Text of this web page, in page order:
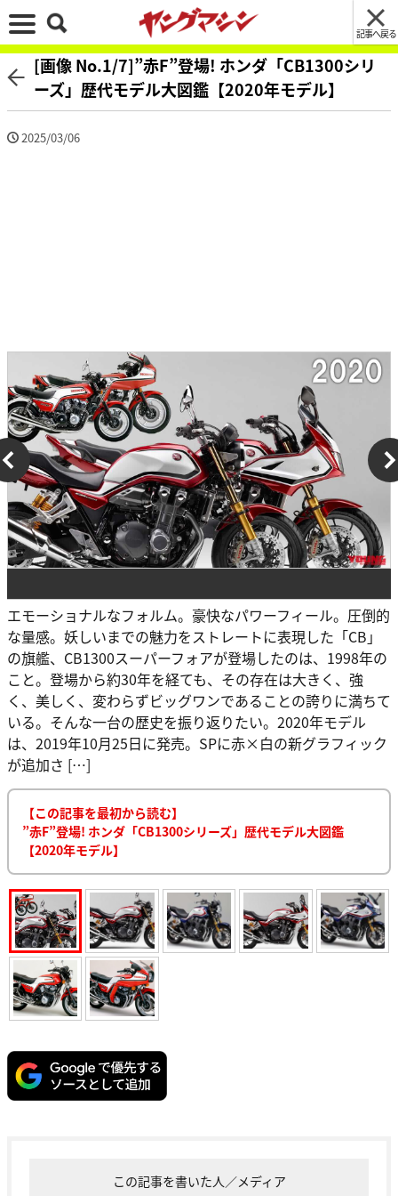
記事へ戻る
[画像 No.1/7]”赤F”登場! ホンダ「CB1300シリ
ーズ」歴代モデル大図鑑【2020年モデル】
2025/03/06
エモーショナルなフォルム。豪快なパワーフィール。圧倒的
な量感。妖しいまでの魅力をストレートに表現した「CB」
の旗艦、CB1300スーパーフォアが登場したのは、1998年の
こと。登場から約30年を経ても、その存在は大きく、強
く、美しく、変わらずビッグワンであることの誇りに満ちて
いる。そんな一台の歴史を振り返りたい。2020年モデル
は、2019年10月25日に発売。SPに赤×白の新グラフィック
が追加さ […]
【この記事を最初から読む】
”赤F”登場! ホンダ「CB1300シリーズ」歴代モデル大図鑑
【2020年モデル】
この記事を書いた人／メディア